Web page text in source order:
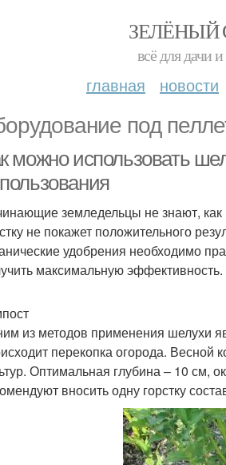
ЗЕЛЁНЫЙ
всё для дачи
главная новости
под
можно использовать
земледельцы не знают, как
не покажет положительного
удобрения необходимо
максимальную эффективность.
из методов применения шелухи
перекопка огорода.
Оптимальная глубина – 10 см,
вносить одну горстку